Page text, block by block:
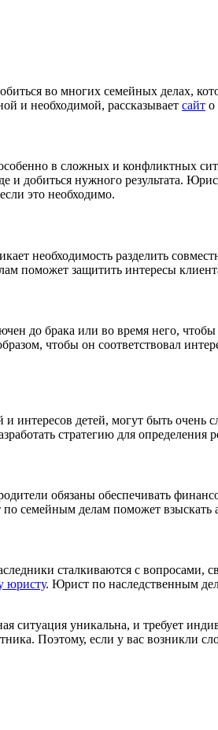
во многих семейных делах,
и необходимой, рассказывает сайт о
в сложных и конфликтных
и добиться нужного результата.
это необходимо.
необходимость разделить
поможет защитить интересы
до брака или во время него,
чтобы он соответствовал
интересов детей, могут быть
стратегию для
обязаны обеспечивать
семейным делам поможет
сталкиваются с
юристу. Юрист по наследственным
ситуация уникальна, и требует
Поэтому, если у вас возникли